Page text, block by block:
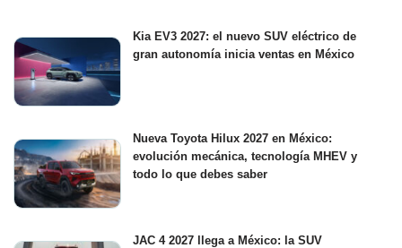
Kia EV3 2027: el nuevo SUV eléctrico de
gran autonomía inicia ventas en México
Nueva Toyota Hilux 2027 en México:
evolución mecánica, tecnología MHEV y
todo lo que debes saber
JAC 4 2027 llega a México: la SUV